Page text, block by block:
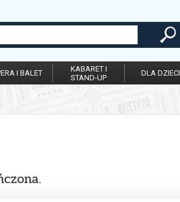
I BALET
KABARET I
STAND-UP
DLA DZIECI